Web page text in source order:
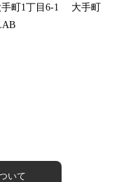
町1丁目6-1 大手町
いて